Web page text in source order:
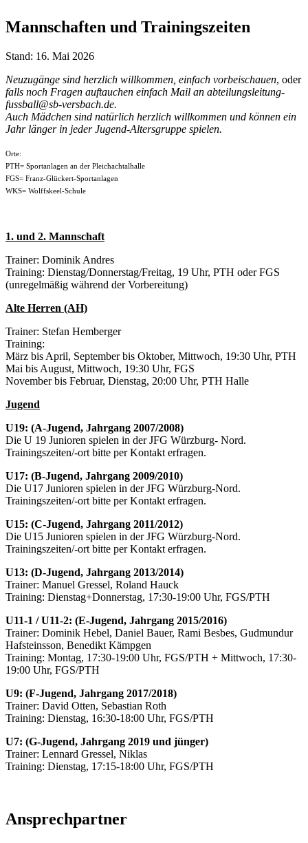
Mannschaften und Trainingszeiten
Stand: 16. Mai 2026
Neuzugänge sind herzlich willkommen, einfach vorbeischauen, oder
falls noch Fragen auftauchen einfach Mail an abteilungsleitung-
fussball@sb-versbach.de.
Auch Mädchen sind natürlich herzlich willkommen und können ein
Jahr länger in jeder Jugend-Altersgruppe spielen.
Orte:
PTH= Sportanlagen an der Pleichachtalhalle
FGS= Franz-Glückert-Sportanlagen
WKS= Wolffskeel-Schule
1. und 2. Mannschaft
Trainer: Dominik Andres
Training: Dienstag/Donnerstag/Freitag, 19 Uhr, PTH oder FGS
(unregelmäßig während der Vorbereitung)
Alte Herren (AH)
Trainer: Stefan Hemberger
Training:
März bis April, September bis Oktober, Mittwoch, 19:30 Uhr, PTH
Mai bis August, Mittwoch, 19:30 Uhr, FGS
November bis Februar, Dienstag, 20:00 Uhr, PTH Halle
Jugend
U19: (A-Jugend, Jahrgang 2007/2008)
Die U 19 Junioren spielen in der JFG Würzburg- Nord.
Trainingszeiten/-ort bitte per Kontakt erfragen.
U17: (B-Jugend, Jahrgang 2009/2010)
Die U17 Junioren spielen in der JFG Würzburg-Nord.
Trainingszeiten/-ort bitte per Kontakt erfragen.
U15: (C-Jugend, Jahrgang 2011/2012)
Die U15 Junioren spielen in der JFG Würzburg-Nord.
Trainingszeiten/-ort bitte per Kontakt erfragen.
U13: (D-Jugend, Jahrgang 2013/2014)
Trainer: Manuel Gressel, Roland Hauck
Training: Dienstag+Donnerstag, 17:30-19:00 Uhr, FGS/PTH
U11-1 / U11-2: (E-Jugend, Jahrgang 2015/2016)
Trainer: Dominik Hebel, Daniel Bauer, Rami Besbes, Gudmundur
Hafsteinsson, Benedikt Kämpgen
Training: Montag, 17:30-19:00 Uhr, FGS/PTH + Mittwoch, 17:30-
19:00 Uhr, FGS/PTH
U9: (F-Jugend, Jahrgang 2017/2018)
Trainer: David Otten, Sebastian Roth
Training: Dienstag, 16:30-18:00 Uhr, FGS/PTH
U7: (G-Jugend, Jahrgang 2019 und jünger)
Trainer: Lennard Gressel, Niklas
Training: Dienstag, 17:15-18:00 Uhr, FGS/PTH
Ansprechpartner